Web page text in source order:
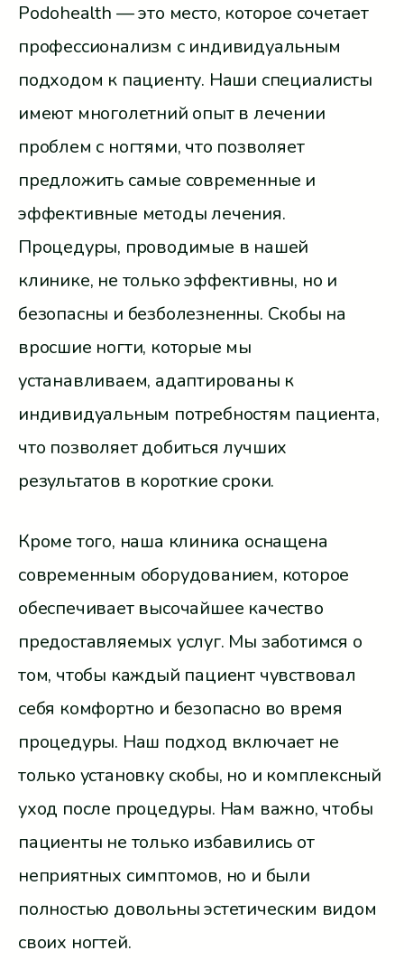
Podohealth — это место, которое сочетает
профессионализм с индивидуальным
подходом к пациенту. Наши специалисты
имеют многолетний опыт в лечении
проблем с ногтями, что позволяет
предложить самые современные и
эффективные методы лечения.
Процедуры, проводимые в нашей
клинике, не только эффективны, но и
безопасны и безболезненны. Скобы на
вросшие ногти, которые мы
устанавливаем, адаптированы к
индивидуальным потребностям пациента,
что позволяет добиться лучших
результатов в короткие сроки.
Кроме того, наша клиника оснащена
современным оборудованием, которое
обеспечивает высочайшее качество
предоставляемых услуг. Мы заботимся о
том, чтобы каждый пациент чувствовал
себя комфортно и безопасно во время
процедуры. Наш подход включает не
только установку скобы, но и комплексный
уход после процедуры. Нам важно, чтобы
пациенты не только избавились от
неприятных симптомов, но и были
полностью довольны эстетическим видом
своих ногтей.